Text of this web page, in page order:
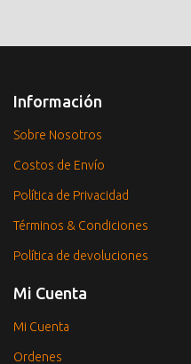
Información
Sobre Nosotros
Costos de Envío
Política de Privacidad
Términos & Condiciones
Política de devoluciones
Mi Cuenta
Mi Cuenta
Ordenes